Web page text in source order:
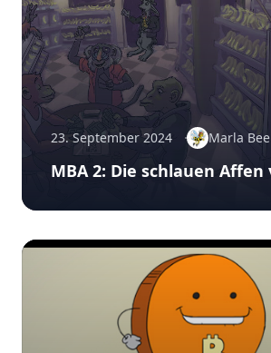
23. September 2024 Marla Bee
MBA 2: Die schlauen Affen